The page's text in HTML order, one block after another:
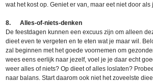
wat het kost op. Geniet er van, maar eet niet door als
8. Alles-of-niets-denken
De feestdagen kunnen een excuus zijn om alleen
dieet even te vergeten en te eten wat je maar wil.
zal beginnen met het goede voornemen om
wees eens eerlijk naar jezelf, voel je je daar echt
weer alles of niets? Op dieet of alles loslaten?
naar balans. Start daarom ook niet het zoveelste